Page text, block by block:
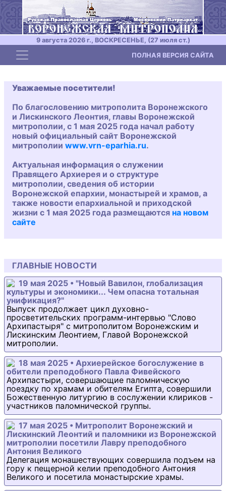
9 августа 2026 г., ВОСКРЕСЕНЬЕ, (27 июля ст.)
Toggle navigation ПОЛНАЯ ВЕРСИЯ САЙТА
Уважаемые посетители!
По благословению митрополита Воронежского
и Лискинского Леонтия, главы Воронежской
митрополии, с 1 мая 2025 года начал работу
новый официальный сайт Воронежской
митрополии www.vrn-eparhia.ru.
Актуальная информация о служении
Правящего Архиерея и о структуре
митрополии, сведения об истории
Воронежской епархии, монастырей и храмов, а
также новости епархиальной и приходской
жизни с 1 мая 2025 года размещаются на новом
сайте
ГЛАВНЫЕ НОВОСТИ
19 мая 2025 • "Новый Вавилон, глобализация
культуры и экономики... Чем опасна тотальная
унификация?"
Выпуск продолжает цикл духовно-
просветительских программ-интервью "Слово
Архипастыря" с митрополитом Воронежским и
Лискинским Леонтием, Главой Воронежской
митрополии.
18 мая 2025 • Архиерейское богослужение в
обители преподобного Павла Фивейского
Архипастыри, совершающие паломническую
поездку по храмам и обителям Египта, совершили
Божественную литургию в сослужении клириков -
участников паломнической группы.
17 мая 2025 • Митрополит Воронежский и
Лискинский Леонтий и паломники из Воронежской
митрополии посетили Лавру преподобного
Антония Великого
Делегация монашествующих совершила подъем на
гору к пещерной келии преподобного Антония
Великого и посетила монастырские храмы.